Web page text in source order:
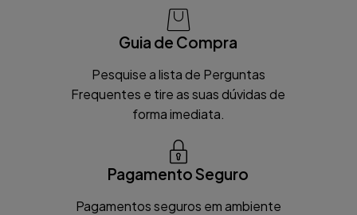
Guia de Compra
Pesquise a lista de Perguntas
Frequentes e tire as suas dúvidas de
forma imediata.
Pagamento Seguro
Pagamentos seguros em ambiente